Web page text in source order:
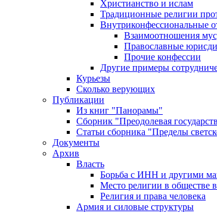
Христианство и ислам
Традиционные религии
Внутриконфессиональные
Взаимоотношения
Православные
Прочие конфессии
Другие примеры
Курьезы
Сколько верующих
Публикации
Из книг "Панорамы"
Сборник "Преодолевая
Статьи сборника "Пределы
Документы
Архив
Власть
Борьба с ИНН и другими
Место религии в обществе
Религия и права человека
Армия и силовые структуры